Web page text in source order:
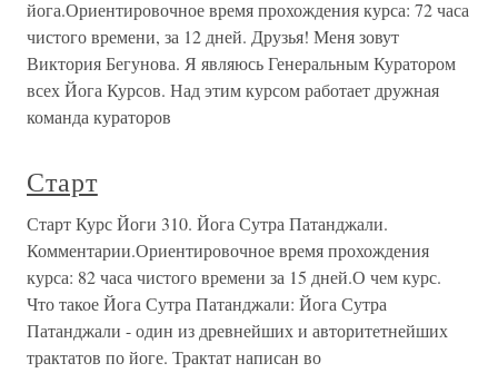
йога.Ориентировочное время прохождения курса: 72 часа
чистого времени, за 12 дней. Друзья! Меня зовут
Виктория Бегунова. Я являюсь Генеральным Куратором
всех Йога Курсов. Над этим курсом работает дружная
команда кураторов
Старт
Старт Курс Йоги 310. Йога Сутра Патанджали.
Комментарии.Ориентировочное время прохождения
курса: 82 часа чистого времени за 15 дней.О чем курс.
Что такое Йога Сутра Патанджали: Йога Сутра
Патанджали - один из древнейших и авторитетнейших
трактатов по йоге. Трактат написан во